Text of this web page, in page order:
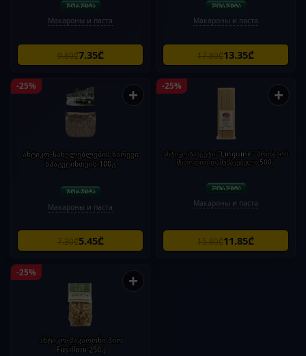
Макароны и паста
9.80₾7.35₾
Макароны и паста
17.80₾13.35₾
-25% +
ანტიკო-სანელებლების ნარევი
სპაგეტისთვის.100გ
Макароны и паста
7.30₾5.45₾
-25% +
ანტიკო-სპაგეტი "Linguine" ბრინჯაოს
მეთოდით დამუშავებული.500გ
Макароны и паста
15.80₾11.85₾
-25% +
ანტიკო-მაკარონი ბიო
Fusilloni.250გ